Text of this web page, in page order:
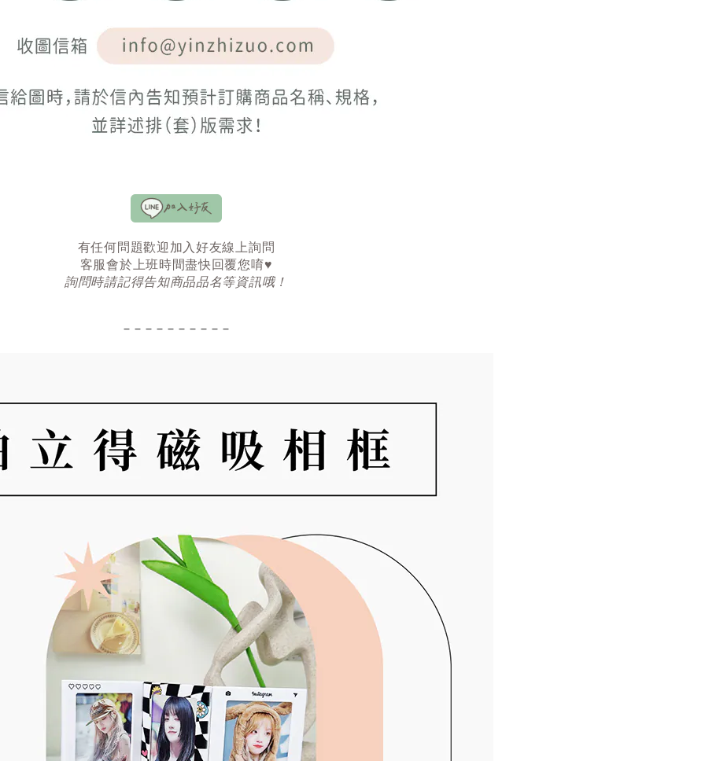
有任何問題歡迎加入好友線上詢問
客服會於上班時間盡快回覆您唷♥
詢問時請記得告知商品品名等資訊哦！
‒ ‒ ‒ ‒ ‒ ‒ ‒ ‒ ‒ ‒